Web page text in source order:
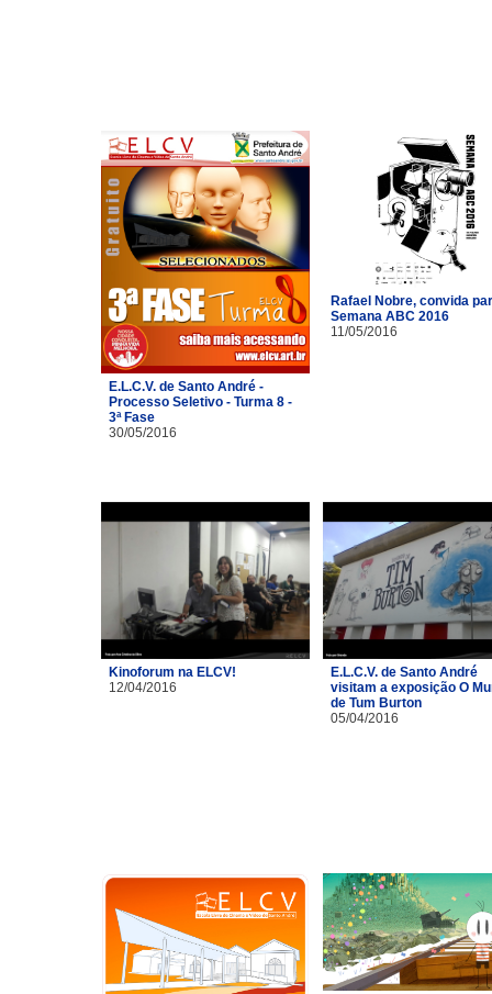
E.L.C.V. de Santo André -
Processo Seletivo - Turma 8 -
3ª Fase
30/05/2016
Rafael Nobre, convida
Semana ABC 2016
11/05/2016
Kinoforum na ELCV!
12/04/2016
E.L.C.V. de Santo André
visitam a exposição O
de Tum Burton
05/04/2016